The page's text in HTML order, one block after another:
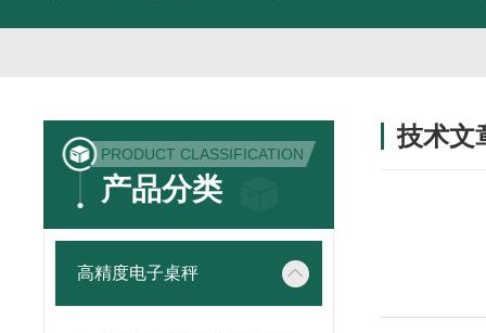
PRODUCT CLASSIFICATION
产品分类
高精度电子桌秤
技术文